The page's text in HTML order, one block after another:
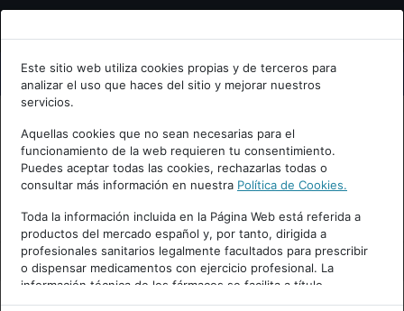
Bienvenid@ a psiquiatria.com
Escribe tu Email
Accede o regístrate con tu email.
Cancelar
Este sitio web utiliza cookies propias y de terceros para
analizar el uso que haces del sitio y mejorar nuestros
servicios.
Aquellas cookies que no sean necesarias para el
funcionamiento de la web requieren tu consentimiento.
Puedes aceptar todas las cookies, rechazarlas todas o
consultar más información en nuestra Política de Cookies.
Toda la información incluida en la Página Web está referida a
productos del mercado español y, por tanto, dirigida a
profesionales sanitarios legalmente facultados para prescribir
o dispensar medicamentos con ejercicio profesional. La
información técnica de los fármacos se facilita a título
meramente informativo, siendo responsabilidad de los